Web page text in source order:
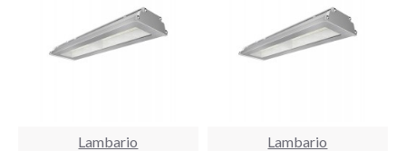
Lambario
Lambario